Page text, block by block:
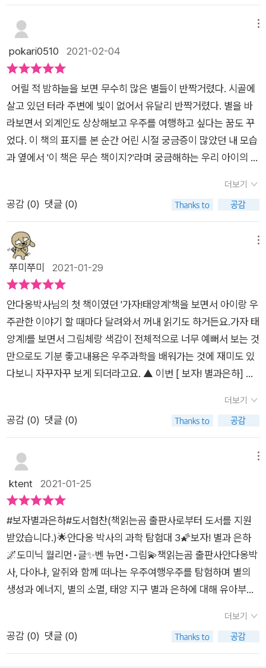
이가 이해하는데 어려움이 생길수도 있지만✅호기심을 자극✅하
기에는 정말 좋은 책이되는것 같아요.별에관해우주에관해태양에
관해은하에대해서 언급을 해주므로이 부분에 대해서 아이에
을 유발하게 되어 아이스스로가 더 깊게 파고들게 만드는 책입니
다우리 미래의 천문학자를 탄생시킬 최고의 길잡이가 되어줄 📚
📖📘📙책 .방학동안 우리 아이들에게 읽혀주시지 않을래요?🪐
🪐🪐🪐🪐🪐☀️☀️☀️☀️☀️
pokari0510 2021-02-04
어릴 적 밤하늘을 보면 무수히 많은 별들이 반짝거렸다. 시골에
살고 있던 터라 주변에 빛이 없어서 유달리 반짝거렸다. 별을 바
라보면서 외계인도 상상해보고 우주를 여행하고 싶다는 꿈도 꾸
었다. 이 책의 표지를 본 순간 어린 시절 궁금증이 많았던 내 모습
과 옆에서 '이 책은 무슨 책이지?'라며 궁금해하는 우리 아이의 모
마음이 들어 이 책을 집어 들었다. 책의 표지부터 호기심 많은 아
이들의 시선을 끌기 충분하다. 아이들이 좋아하는 고양이 캐릭터
의 안다옹 박사를 통해 별과 은하에 대한 다채로운 정보를 소개하
고 있다. 별의 일생, 종류, 은하, 별자리 등등 별과 은하의 비밀들
을 초등학교 저학년 학생들의 수준에 맞게 알기 쉬운 용어로 설명
되어 있다. 컬러풀한 이미지와 재미있는 캐릭터 덕분에 지루하지
사의 과학 탐험대>시리즈는 총 3편으로 구성되어 있다. 1편은 가
자! 태양계, 2편은 타자! 우주로켓 그리고 3편이 보자! 별과 은하
이다. 1편과 2편 역시 안다옹 박사의 친절한 설명으로 태양계와
우주로켓에 대한 지식을 넓힐 수 있을 것으로 기대된다. 밤하늘의
신비를 간직하고 있는 우주를 향한 우리 아이들의 꿈에 이 책이
작은 디딤돌이 되길 바란다. 그리고 이 책을 통해 부모님과 아이
들이 호기심을 함께 채워나가는 시간을 갖길 바란다.
더보기
공감 (0) 댓글 (0)
쭈미쭈미 2021-01-29
안다옹박사님의 첫 책이였던 '가자!태양계'책을 보면서 아이랑 우
주관한 이야기 할 때마다 달려와서 꺼내 읽기도 하거든요.가자 태
양계!를 보면서 그림체랑 색감이 전체적으로 너무 예뻐서 보는 것
만으로도 기분 좋고내용은 우주과학을 배워가는 것에 재미도 있
다보니 자꾸자꾸 보게 되더라고요. ▲ 이번 [ 보자! 별과은하] 책
요.글밥은 많지 않지만, 내용이 좀 어렵더라고요. 초등학생 정도
수준이 되면우주에 관한 개념과 원리를 좀 이해할 것 같아요. 용
어도 어려운게 있다보니 말이죠.별을 이루는 가스를 서로 뭉치게
하는 힘은 만유인력이라고 해.만유인력은 주우에 있는 모든 물체
땅으로 다시 내려오는 것도 지구의 만유인력 때문이지!거성/ 적
하긴 했지만 그림으로 서로의 특징에 대해서 배워봤어요. 다른
책에서도 허블 우주망원경 / 제임스 웨브 우주 망원경 관한 이야
기 들었거든요.역시 책은 다독이 중요한 듯 싶네요 ㅎㅎ코로나로
방콕육아하면서 정말 책 덕분에 지루하지 않게 지내고 있는데요
그다음 안다옹박사님의 과학탐험대 미션 주제는 무엇일지 벌써
부터 설레네요. 본 리뷰는 업체에서 무상으로 제공받아 작성한 후
기 입니다.
더보기
공감 (0) 댓글 (0)
ktent 2021-01-25
#보자별과은하#도서협찬(책읽는곰 출판사로부터 도서를 지원
받았습니다.)🌟안다옹 박사의 과학 탐험대 3🌠보자! 별과 은하
🌌도미닉 월리먼•글✨벤 뉴먼•그림💫책읽는곰 출판사안다옹박
사, 다아냐, 알쥐와 함께 떠나는 우주여행우주를 탐험하며 별의
생성과 에너지, 별의 소멸, 태양 지구 별과 은하에 대해 유아부터
니다.남매는 자기들 별자리 찾아봐 달라며 궁금해하고 지구와 다
른 별들을 비교해 보며 깔깔 거리고 웃기 바쁘네요.📌지구가 아
더보기
공감 (0) 댓글 (0)